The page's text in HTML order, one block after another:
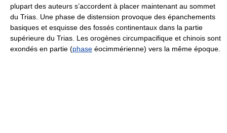
plupart des auteurs s’accordent à placer maintenant au sommet
du Trias. Une phase de distension provoque des épanchements
basiques et esquisse des fossés continentaux dans la partie
supérieure du Trias. Les orogènes circumpacifique et chinois sont
exondés en partie (phase éocimmérienne) vers la même époque.